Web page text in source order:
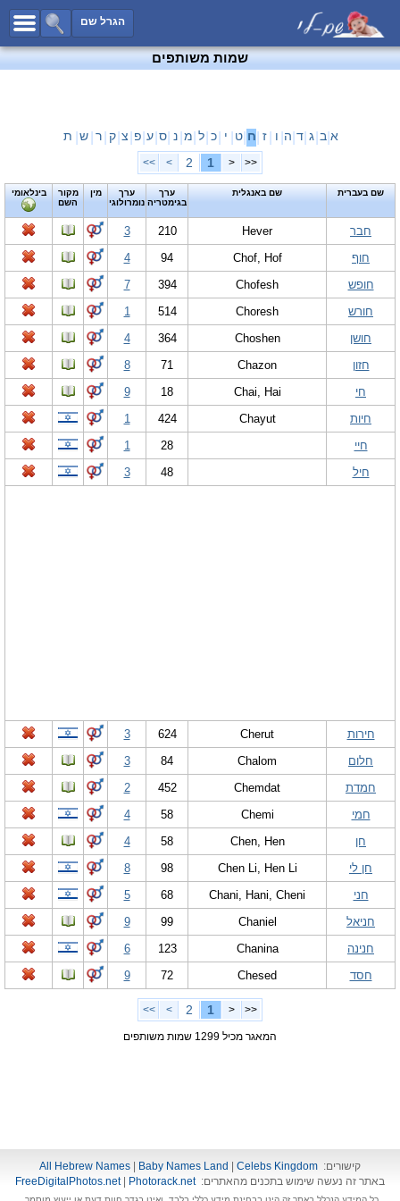
הגרל שם
כל השמות
שמות לבנים
שמות משותפים
שמות נדירים
קטגוריות
מפורסמיםחדש!
נומרולוגיה
הוסף שם
צור קשר
פייסבוק
שמות משותפים
א ב ג ד ה ו ז ח ט י כ ל מ נ ס ע פ צ ק ר ש ת
<<
<
1
2
>
>>
שם בעברית שם באנגלית
ערך
בגימטריה
ערך
נומרולוגי
מין
מקור
השם
בינלאומי
חבר Hever
210
3
חוף
Chof, Hof
94
4
חופש
Chofesh
394
7
חורש
Choresh
514
1
חושן
Choshen
364
4
חזון
Chazon
71
8
חי
Chai, Hai
18
9
חיות
Chayut
424
1
חיי
28
1
חיל
48
3
חירות Cherut
624
3
חלום
Chalom
84
3
חמדת
Chemdat
452
2
חמי
Chemi
58
4
חן
Chen, Hen
58
4
חן לי
Chen Li, Hen Li
98
8
חני
Chani, Hani, Cheni
68
5
חניאל
Chaniel
99
9
חנינה
Chanina
123
6
חסד
Chesed
72
9
<<
<
1
2
>
>>
המאגר מכיל 1299 שמות משותפים
קישורים: All Hebrew Names Baby Names Land
Celebs Kingdom
באתר זה נעשה שימוש בתכנים מהאתרים:
FreeDigitalPhotos.net| Photorack.net